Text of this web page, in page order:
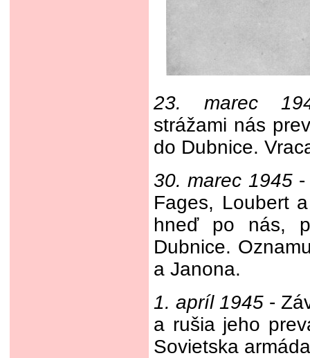
23. marec
strážami nás
do Dubnice.
30. marec 1945-
Fages, Loubert
hneď po nás,
Dubnice.
a Janona.
1. apríl 1945 -
a rušia jeho
Sovietska